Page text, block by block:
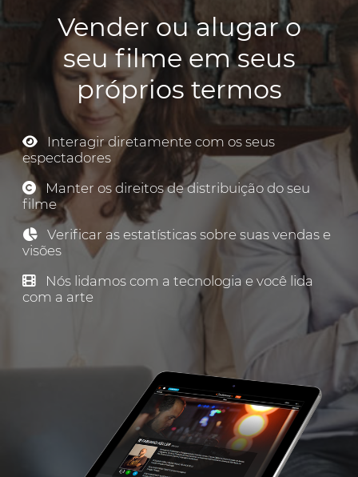
Vender ou alugar o
seu filme em seus
próprios termos
Interagir diretamente com os seus
espectadores
Manter os direitos de distribuição do seu
filme
Verificar as estatísticas sobre suas vendas e
visões
Nós lidamos com a tecnologia e você lida
com a arte